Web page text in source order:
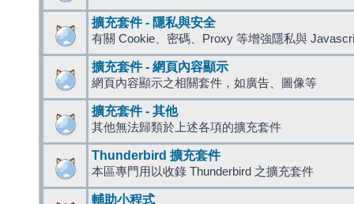
擴充套件 - 隱私與安全
有關 Cookie、密碼、Proxy 等增強隱私與
擴充套件 - 網頁內容顯示
網頁內容顯示之相關套件，如廣告、圖像等
擴充套件 - 其他
其他無法歸類於上述各項的擴充套件
Thunderbird 擴充套件
本區專門用以收錄 Thunderbird 之擴充套件
輔助小程式